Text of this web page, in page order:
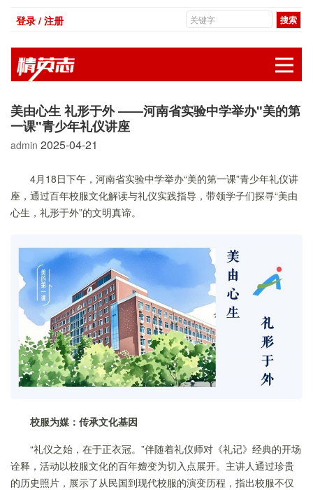
登录 / 注册
美由心生 礼形于外 ——河南省实验中学举办"美的第
一课"青少年礼仪讲座
admin 2025-04-21
4月18日下午，河南省实验中学举办“美的第一课”青少年礼仪讲
座，通过百年校服文化解读与礼仪实践指导，带领学子们探寻“美由
心生，礼形于外”的文明真谛。
校服为媒：传承文化基因
“礼仪之始，在于正衣冠。”伴随着礼仪师对《礼记》经典的开场
诠释，活动以校服文化的百年嬗变为切入点展开。主讲人通过珍贵
的历史照片，展示了从民国到现代校服的演变历程，指出校服不仅